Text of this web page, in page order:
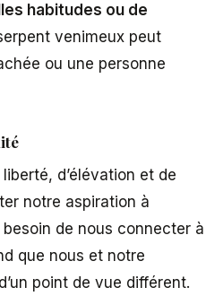
habitudes ou de
venimeux peut
ou une personne
d’élévation et de
notre aspiration à
de nous connecter à
que nous et notre
point de vue différent.